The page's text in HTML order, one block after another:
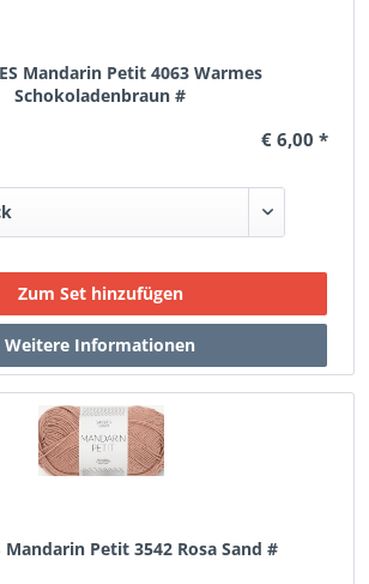
Mandarin Petit 4063 Warmes
Schokoladenbraun #
€ 6,00 *
Mandarin Petit 3542 Rosa Sand #